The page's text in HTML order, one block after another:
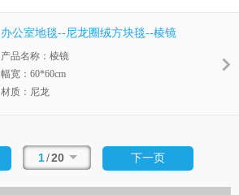
绒重：740-770g/m2
办公室地毯--尼龙圈绒方块毯--棱镜
产品名称：棱镜
幅宽：60*60cm
材质：尼龙
底背：UltraEco底
1/20 下一页